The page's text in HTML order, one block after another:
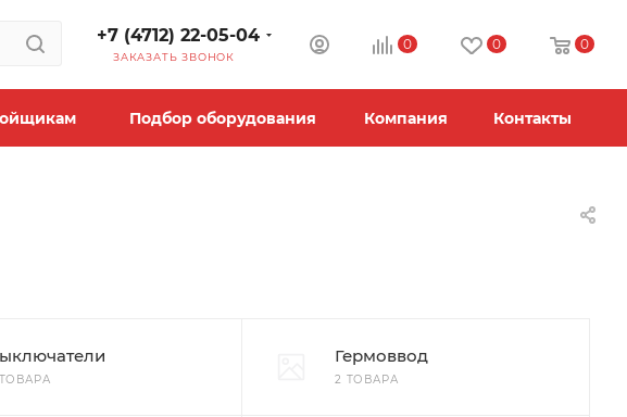
+7 (4712) 22-05-04
ЗАКАЗАТЬ ЗВОНОК
0 0 0
Подбор оборудования Компания Контакты
Гермоввод
2 ТОВАРА